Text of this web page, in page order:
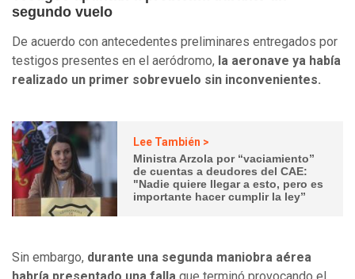
segundo vuelo
De acuerdo con antecedentes preliminares entregados por
testigos presentes en el aeródromo, la aeronave ya había
realizado un primer sobrevuelo sin inconvenientes.
Lee También >
Ministra Arzola por “vaciamiento”
de cuentas a deudores del CAE:
"Nadie quiere llegar a esto, pero es
importante hacer cumplir la ley”
Sin embargo, durante una segunda maniobra aérea